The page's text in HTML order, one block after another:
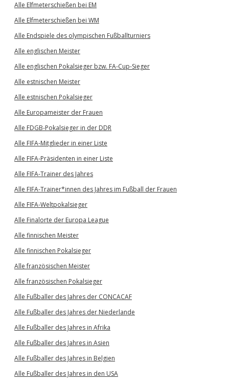
Alle Elfmeterschießen bei EM
Alle Elfmeterschießen bei WM
Alle Endspiele des olympischen Fußballturniers
Alle englischen Meister
Alle englischen Pokalsieger bzw. FA-Cup-Sieger
Alle estnischen Meister
Alle estnischen Pokalsieger
Alle Europameister der Frauen
Alle FDGB-Pokalsieger in der DDR
Alle FIFA-Mitglieder in einer Liste
Alle FIFA-Präsidenten in einer Liste
Alle FIFA-Trainer des Jahres
Alle FIFA-Trainer*innen des Jahres im Fußball der Frauen
Alle FIFA-Weltpokalsieger
Alle Finalorte der Europa League
Alle finnischen Meister
Alle finnischen Pokalsieger
Alle französischen Meister
Alle französischen Pokalsieger
Alle Fußballer des Jahres der CONCACAF
Alle Fußballer des Jahres der Niederlande
Alle Fußballer des Jahres in Afrika
Alle Fußballer des Jahres in Asien
Alle Fußballer des Jahres in Belgien
Alle Fußballer des Jahres in den USA